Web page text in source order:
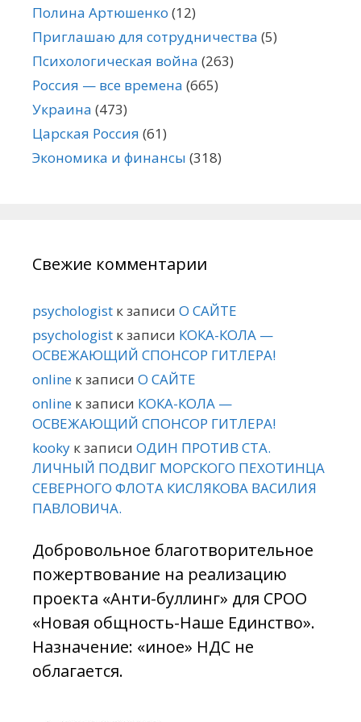
Полина Артюшенко (12)
Приглашаю для сотрудничества (5)
Психологическая война (263)
Россия — все времена (665)
Украина (473)
Царская Россия (61)
Экономика и финансы (318)
Свежие комментарии
psychologist к записи О САЙТЕ
psychologist к записи КОКА-КОЛА —
ОСВЕЖАЮЩИЙ СПОНСОР ГИТЛЕРА!
online к записи О САЙТЕ
online к записи КОКА-КОЛА —
ОСВЕЖАЮЩИЙ СПОНСОР ГИТЛЕРА!
kooky к записи ОДИН ПРОТИВ СТА.
ЛИЧНЫЙ ПОДВИГ МОРСКОГО ПЕХОТИНЦА
СЕВЕРНОГО ФЛОТА КИСЛЯКОВА ВАСИЛИЯ
ПАВЛОВИЧА.
Добровольное благотворительное
пожертвование на реализацию
проекта «Анти-буллинг» для СРОО
«Новая общность-Наше Единство».
Назначение: «иное» НДС не
облагается.